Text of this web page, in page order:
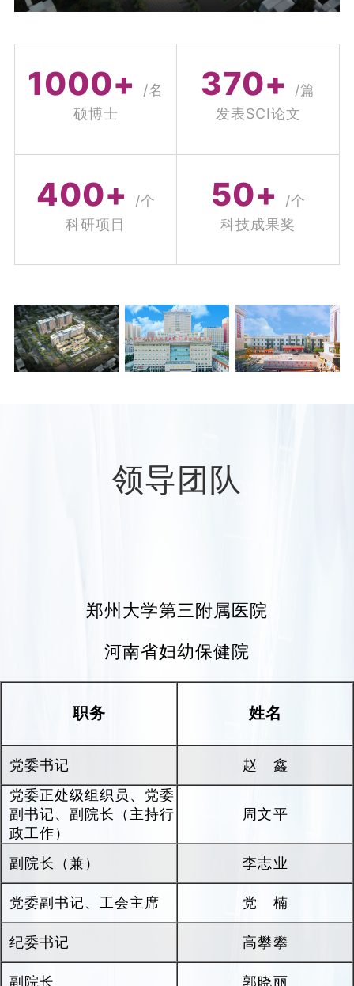
士后科研流动站1个，博士后科研工作站1个，博
河南省临床医学研究中心，4个河南省国际联合实
验室，3个河南省工程技术研究中心，8个河南省
工程研究中心，7个医学重点实验室，12个市级重
2023年、2024年，医院连续获得国考最高等
级，技术实力雄厚，综合实力跃居全国妇幼保健
准确，交通便利，环境幽雅。占地面积近300亩，
分为院本部（郑州市二七区康复前街7号、54
号）、东院区（河南省郑州市中牟县广成街60
号）。编制床位2800张，目前开放床位2250张。
名，柔性引进高层次人才49名，包括国家级高层
次人才13名。享受国务院及省政府特殊津贴专
研平台、成熟的科研队伍，科研产出丰硕。“十四
五”期间，年度科研项目立项经费从800万元增至
5000万元以上，累计获批国家自然科学基金项目
重点专项课题2项、省部级重大项目17
高水平SCI论文600余篇（含中科院一区文章近50
成果奖励68项，包括河南省科学技术进步奖二等
奖8项、中国妇幼健康科学技术奖一等奖1项。
作为郑州大学神经科学研究院依托单位，医院
通过整合郑州大学神经科学与行为学科相关研究
团队，凝练六个研究方向及学科带头人，推进神
经科学与行为学学科，促进临床神经专科能力建
设。2026年1月，郑州大学神经科学与行为学学科
1000+
/名
硕博士
370+
/篇
发表SCI论文
400+
/个
科研项目
50+
/个
科技成果奖
领导团队
郑州大学第三附属医院
河南省妇幼保健院
职务 姓名
党委书记
赵鑫
党委正处级组织员、党委
副书记、副院长（主持行
政工作）
周文平
副院长（兼） 李志业
党委副书记、工会主席 党 楠
纪委书记 高攀攀
副院长 郭晓丽